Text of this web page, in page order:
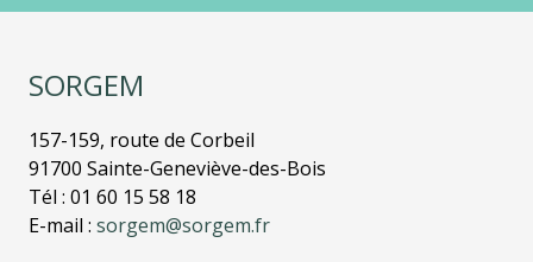
SORGEM
157-159, route de Corbeil
91700 Sainte-Geneviève-des-Bois
Tél : 01 60 15 58 18
E-mail : sorgem@sorgem.fr